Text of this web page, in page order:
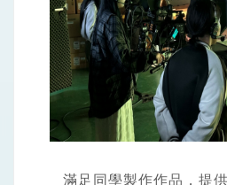
滿足同學製作作品，提